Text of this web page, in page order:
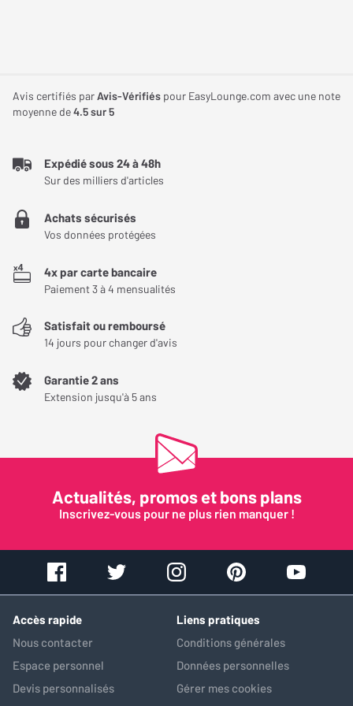
Les rebords noirs (le cadre en aluminium et velours noir) qui
entourent la toile acoustique améliorent le niveau de contraste
mêmes paramètres de visionnage que les spectateurs assis au
centre. Le dos noir occultant permet de placer l'écran Lumene
comme une fenêtre par exemple.
puisqu'il intègre un système de fixation par clips simple à mettre
Avis certifiés parAvis-Vérifiés pour EasyLounge.com avec une note
moyenne de4.5sur 5
Expédié sous 24 à 48h
Sur des milliers d'articles
Achats sécurisés
Vos données protégées
4x par carte bancaire
Paiement 3 à 4 mensualités
Satisfait ou remboursé
14 jours pour changer d'avis
Garantie 2 ans
Extension jusqu'à 5 ans
Actualités, promos et bons plans
Inscrivez-vous pour ne plus rien manquer !
Accès rapide
Nous contacter
Espace personnel
Devis personnalisés
Liens pratiques
Conditions générales
Données personnelles
Gérer mes cookies